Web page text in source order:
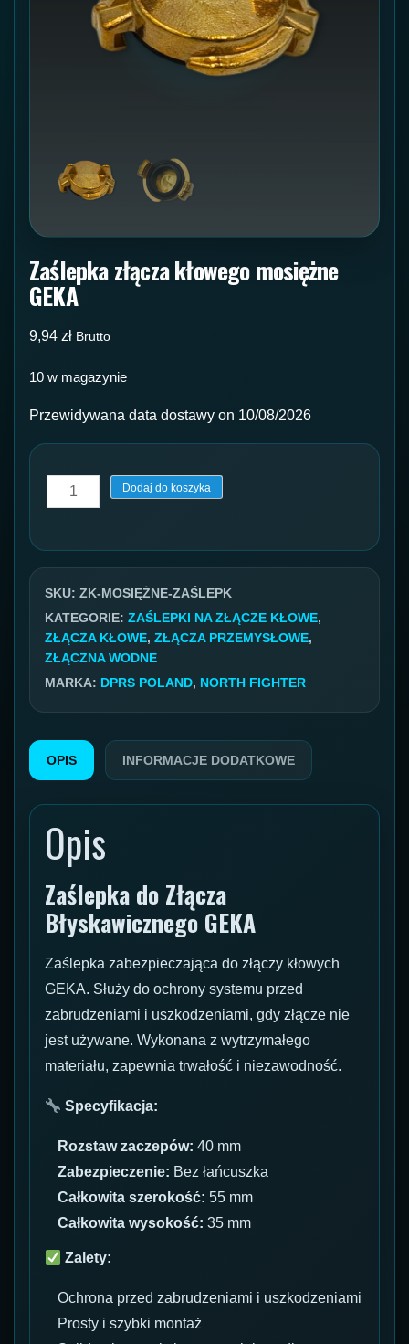
Zaślepka złącza kłowego mosiężne
GEKA
9,94 zł Brutto
10 w magazynie
Przewidywana data dostawy on 10/08/2026
ilość
Zaślepka
mosiężne
GEKA
Dodaj do koszyka
SKU: ZK-MOSIĘŻNE-ZAŚLEPK
KATEGORIE: ZAŚLEPKI NA ZŁĄCZE KŁOWE,
ZŁĄCZA KŁOWE, ZŁĄCZA PRZEMYSŁOWE,
ZŁĄCZNA WODNE
MARKA: DPRS POLAND, NORTH FIGHTER
OPIS INFORMACJE DODATKOWE
Opis
Zaślepka do Złącza
Błyskawicznego GEKA
Zaślepka zabezpieczająca do złączy kłowych
GEKA. Służy do ochrony systemu przed
zabrudzeniami i uszkodzeniami, gdy złącze nie
jest używane. Wykonana z wytrzymałego
materiału, zapewnia trwałość i niezawodność.
Specyfikacja:
Rozstaw zaczepów: 40 mm
Zabezpieczenie: Bez łańcuszka
Całkowita szerokość: 55 mm
Całkowita wysokość: 35 mm
Zalety:
Ochrona przed zabrudzeniami i uszkodzeniami
Prosty i szybki montaż